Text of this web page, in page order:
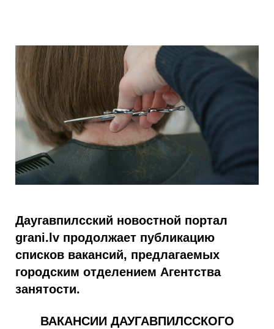
Даугавпилсский новостной портал
grani.lv продолжает публикацию
списков вакансий, предлагаемых
городским отделением Агентства
занятости.
ВАКАНСИИ ДАУГАВПИЛССКОГО